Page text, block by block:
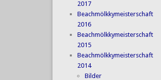
2017
Beachmölkkymeisterschaft
2016
Beachmölkkymeisterschaft
2015
Beachmölkkymeisterschaft
2014
Bilder